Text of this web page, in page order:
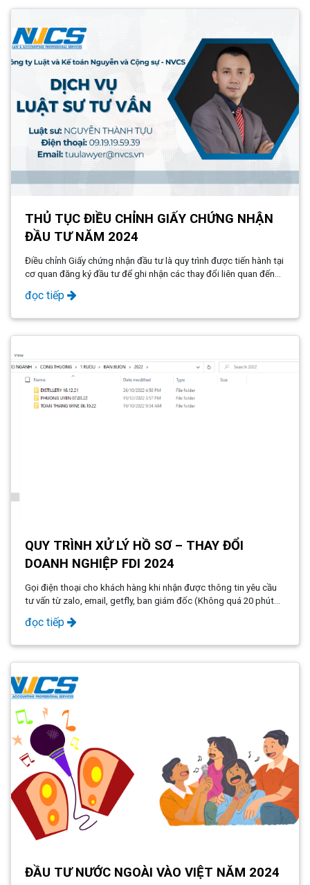
THỦ TỤC ĐIỀU CHỈNH GIẤY CHỨNG NHẬN
ĐẦU TƯ NĂM 2024
Điều chỉnh Giấy chứng nhận đầu tư là quy trình được tiến hành tại
cơ quan đăng ký đầu tư để ghi nhận các thay đổi liên quan đến
Theo quy định của Luật Đầu tư 2020
đọc tiếp
QUY TRÌNH XỬ LÝ HỒ SƠ – THAY ĐỔI
DOANH NGHIỆP FDI 2024
Gọi điện thoại cho khách hàng khi nhận được thông tin yêu cầu
tư vấn từ zalo, email, getfly, ban giám đốc (Không quá 20 phút
khẩn cấp).
đọc tiếp
ĐẦU TƯ NƯỚC NGOÀI VÀO VIỆT NĂM 2024